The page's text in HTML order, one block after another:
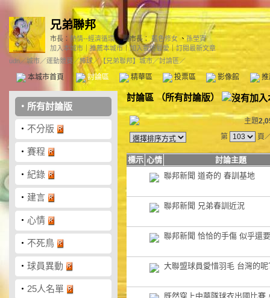
兄弟聯邦
市長： 熱情--經濟循環 副市長： 藍色修女 、 孫塋寊
加入本城市 ｜推薦本城市｜加入我的最愛｜訂閱最新文章
udn／城市／運動競賽／棒球／【兄弟聯邦】城市／討論區／
本城市首頁 討論區 精華區 投票區 影像館
‧ 所有討論版
‧ 不分版
‧ 賽程
‧ 紀錄
‧ 建言
‧ 心情
‧ 不死鳥
‧ 球員異動
‧ 25人名單
討論區 （所有討論版）
主題
第
頁
標示 心情
討論主題
聯邦新聞 道奇的 春訓基地
聯邦新聞 兄弟春訓近況
聯邦新聞 恰恰的手傷 似乎還
大聯盟球員愛惜羽毛 台灣的呢
既然穿上中華隊球衣出國比賽